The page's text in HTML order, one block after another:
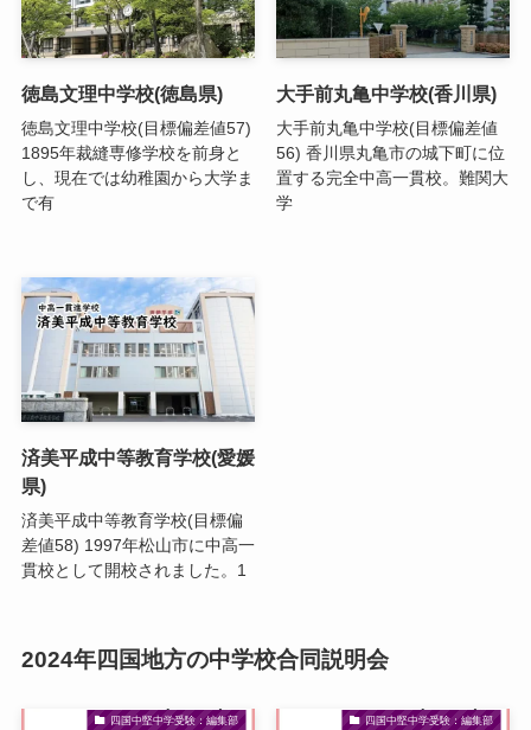
徳島文理中学校(徳島県)
徳島文理中学校(目標偏差値57)
1895年裁縫専修学校を前身と
し、現在では幼稚園から大学ま
で有
大手前丸亀中学校(香川県)
大手前丸亀中学校(目標偏差値
56) 香川県丸亀市の城下町に位
置する完全中高一貫校。難関大
学
済美平成中等教育学校(愛媛
県)
済美平成中等教育学校(目標偏
差値58) 1997年松山市に中高一
貫校として開校されました。1
2024年四国地方の中学校合同説明会
四国中堅中学受験：編集部 四国中堅中学受験：編集部